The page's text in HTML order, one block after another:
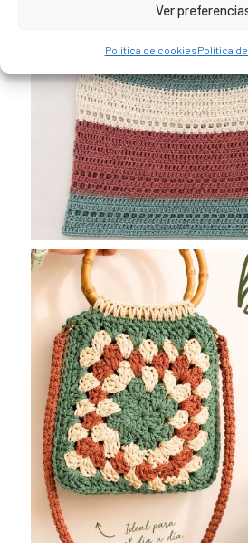
Ver
Política de cookiesPolítica